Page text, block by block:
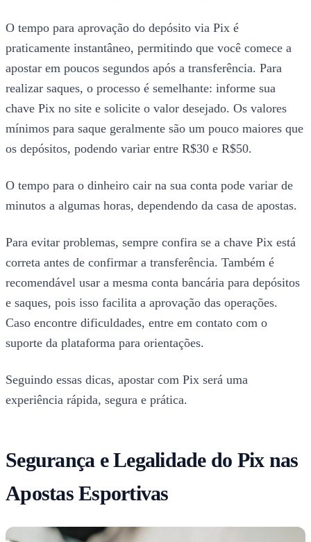
O tempo para aprovação do depósito via Pix é
praticamente instantâneo, permitindo que você comece a
apostar em poucos segundos após a transferência. Para
realizar saques, o processo é semelhante: informe sua
chave Pix no site e solicite o valor desejado. Os valores
mínimos para saque geralmente são um pouco maiores que
os depósitos, podendo variar entre R$30 e R$50.
O tempo para o dinheiro cair na sua conta pode variar de
minutos a algumas horas, dependendo da casa de apostas.
Para evitar problemas, sempre confira se a chave Pix está
correta antes de confirmar a transferência. Também é
recomendável usar a mesma conta bancária para depósitos
e saques, pois isso facilita a aprovação das operações.
Caso encontre dificuldades, entre em contato com o
suporte da plataforma para orientações.
Seguindo essas dicas, apostar com Pix será uma
experiência rápida, segura e prática.
Segurança e Legalidade do Pix nas
Apostas Esportivas